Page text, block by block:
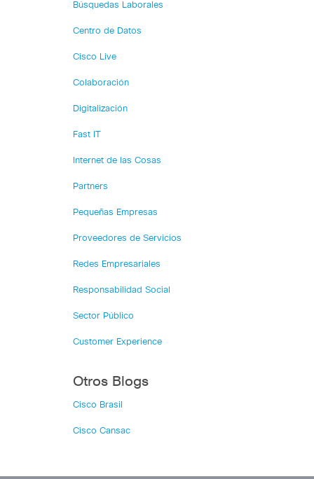
Búsquedas Laborales
Centro de Datos
Cisco Live
Colaboración
Digitalización
Fast IT
Internet de las Cosas
Partners
Pequeñas Empresas
Proveedores de Servicios
Redes Empresariales
Responsabilidad Social
Sector Público
Customer Experience
Otros Blogs
Cisco Brasil
Cisco Cansac